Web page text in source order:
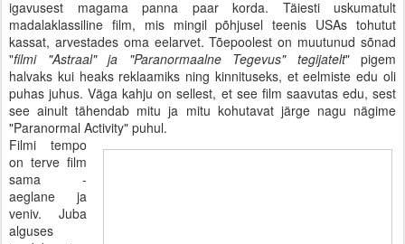
igavusest magama panna paar korda. Täiesti uskumatult
madalaklassiline film, mis mingil põhjusel teenis USAs tohutut
kassat, arvestades oma eelarvet. Tõepoolest on muutunud sõnad
"filmi "Astraal" ja "Paranormaalne Tegevus" tegijatelt" pigem
halvaks kui heaks reklaamiks ning kinnituseks, et eelmiste edu oli
puhas juhus. Väga kahju on sellest, et see film saavutas edu, sest
see ainult tähendab mitu ja mitu kohutavat järge nagu nägime
"Paranormal Activity" puhul.
Filmi tempo
on terve film
sama -
aeglane ja
veniv. Juba
alguses